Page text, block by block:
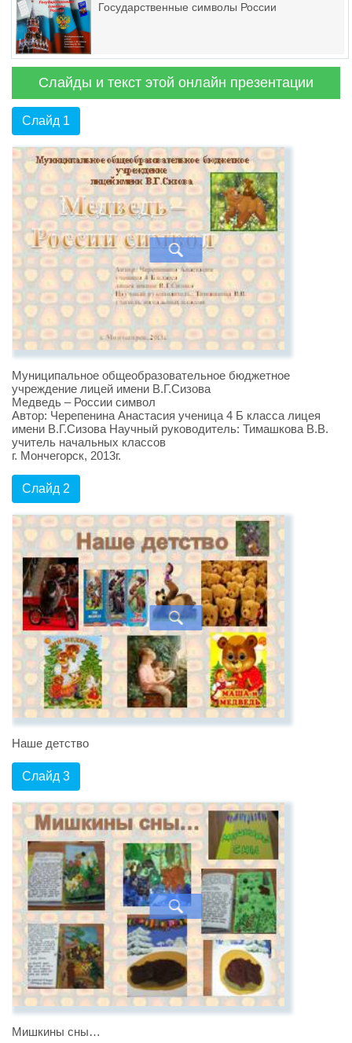
Государственные символы России
Слайды и текст этой онлайн презентации
Слайд 1
Муниципальное общеобразовательное бюджетное
учреждение лицей имени В.Г.Сизова
Медведь – России символ
Автор: Черепенина Анастасия ученица 4 Б класса лицея
имени В.Г.Сизова Научный руководитель: Тимашкова В.В.
учитель начальных классов
г. Мончегорск, 2013г.
Слайд 2
Наше детство
Слайд 3
Мишкины сны…